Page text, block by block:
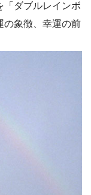
「ダブルレインボ
の象徴、幸運の前